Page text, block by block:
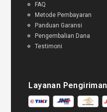
FAQ
Metode Pembayaran
Panduan Garansi
Pengembalian Dana
Testimoni
Layanan Pengiriman